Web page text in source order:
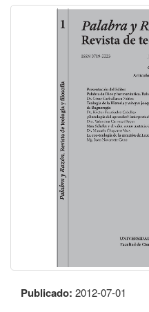
Publicado: 2012-07-01